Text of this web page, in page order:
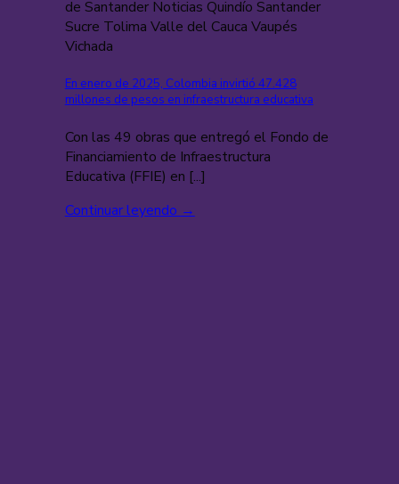
de Santander Noticias Quindío Santander
Sucre Tolima Valle del Cauca Vaupés
Vichada
En enero de 2025, Colombia invirtió 47.428
millones de pesos en infraestructura educativa
Con las 49 obras que entregó el Fondo de
Financiamiento de Infraestructura
Educativa (FFIE) en [...]
Continuar leyendo →